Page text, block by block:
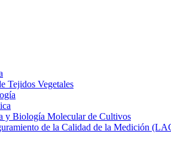
Tejidos Vegetales
y Biología Molecular de Cultivos
de la Calidad de la Medición